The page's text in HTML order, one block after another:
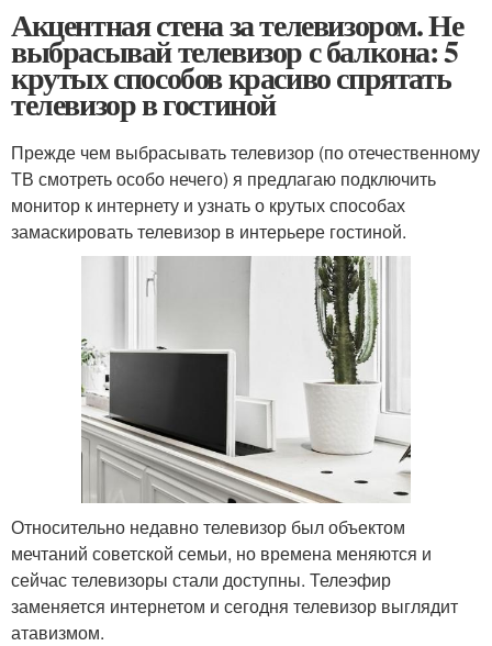
Акцентная стена за телевизором. Не
выбрасывай телевизор с балкона: 5
крутых способов красиво спрятать
телевизор в гостиной
Прежде чем выбрасывать телевизор (по отечественному
ТВ смотреть особо нечего) я предлагаю подключить
монитор к интернету и узнать о крутых способах
замаскировать телевизор в интерьере гостиной.
Относительно недавно телевизор был объектом
мечтаний советской семьи, но времена меняются и
сейчас телевизоры стали доступны. Телеэфир
заменяется интернетом и сегодня телевизор выглядит
атавизмом.